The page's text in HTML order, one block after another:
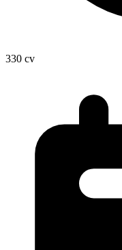
330 cv